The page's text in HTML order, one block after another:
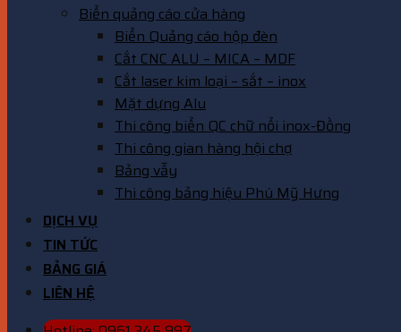
Biển quảng cáo cửa hàng
Biển Quảng cáo hộp đèn
Cắt CNC ALU – MICA – MDF
Cắt laser kim loại – sắt – inox
Mặt dựng Alu
Thi công biển QC chữ nổi inox-Đồng
Thi công gian hàng hội chợ
Bảng vẫy
Thi công bảng hiệu Phú Mỹ Hưng
DỊCH VỤ
TIN TỨC
BẢNG GIÁ
LIÊN HỆ